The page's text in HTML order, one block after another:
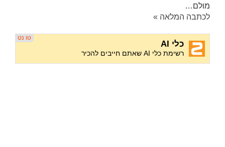
מולם…
לכתבה המלאה »